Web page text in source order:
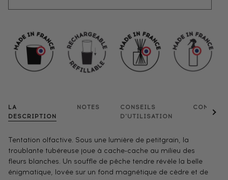
LA
DESCRIPTION
NOTES
CONSEILS
D'UTILISATION
Voir
Tentation olfactive. Sous une lumière de petitgrain, la
troublante tubéreuse joue à cache-cache au milieu des
fleurs blanches. Un souffle de pêche tendre révèle la belle
énigmatique, lovée sur un fond magnétique de cèdre et de